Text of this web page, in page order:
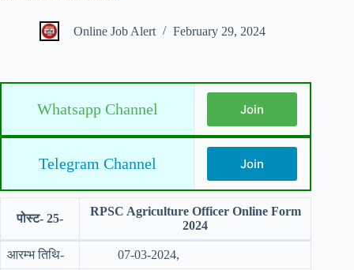
Online Job Alert February 29, 2024
Whatsapp Channel Join
Telegram Channel Join
पोस्ट- 25-
RPSC Agriculture Officer Online Form
2024
आरम्भ तिथि- 07-03-2024,